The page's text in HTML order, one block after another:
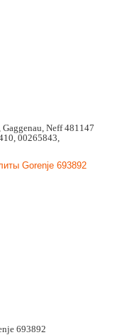
Gaggenau, Neff 481147
00265843,
693892